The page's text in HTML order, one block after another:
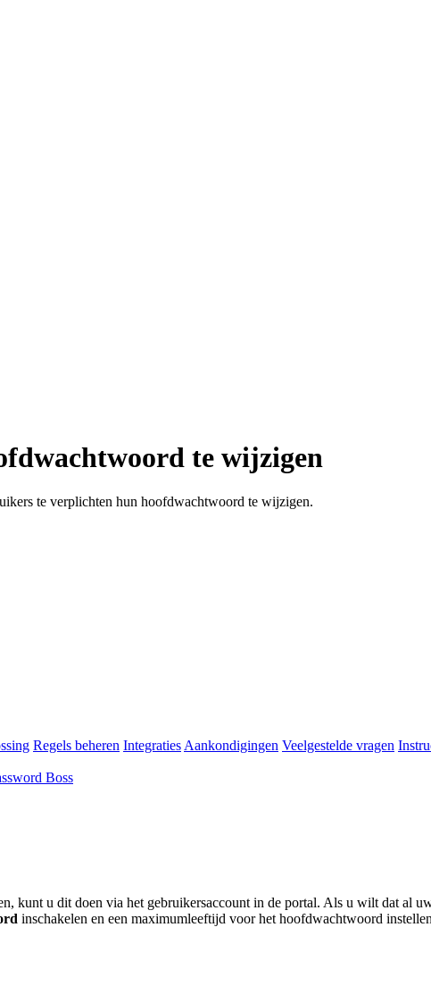
te wijzigen
te verplichten hun hoofdwachtwoord te wijzigen.
Regels beheren Integraties Aankondigingen Veelgestelde vragen
Boss
, kunt u dit doen via het gebruikersaccount in de portal. Als u wilt dat al
inschakelen en een maximumleeftijd voor het hoofdwachtwoord instellen